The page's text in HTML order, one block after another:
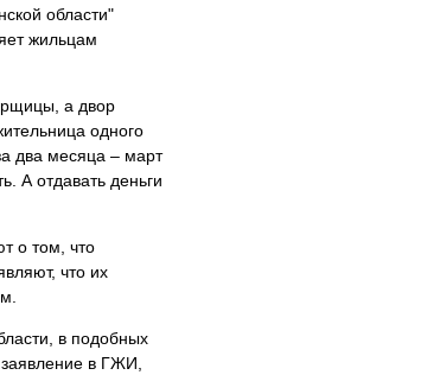
области"
жильцам
а двор
одного
два месяца – март
А отдавать деньги
о том, что
что их
в подобных
в ГЖИ,